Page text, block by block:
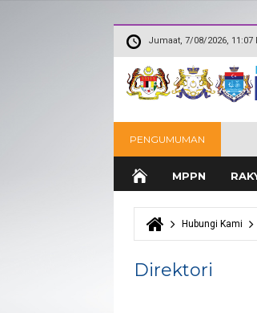
Jumaat, 7/08/2026, 11:07
PENGUMUMAN
MPPN
Anda di sini
Hubungi Kami
Direktori